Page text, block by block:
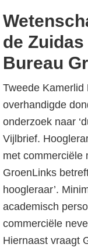
de
Bureau
Tweede
overhandigde
onderzoek naar
Vijlbrief.
met commerciële
GroenLinks
hoogleraar’.
academisch
commerciële
Hiernaast vraagt